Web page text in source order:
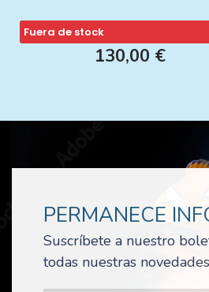
Fuera de stock
130,00 €
PERMANECE
Suscríbete a nuestro
todas nuestras novedades